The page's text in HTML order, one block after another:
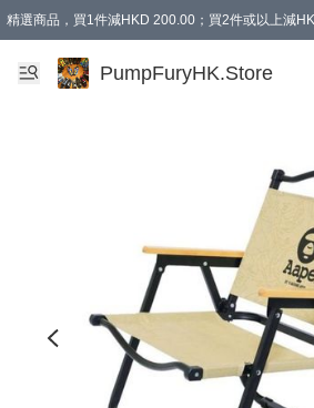
精選商品，買1件減HKD 200.00；買2件或以上減
AAPE商品,會員專享9折或以上（按會員等級）
精選商品，任選買2件或以上減HKD 100.00
購物滿 HKD 800.00即享免運費優惠！（適用於 特定
PumpFuryHK.Store